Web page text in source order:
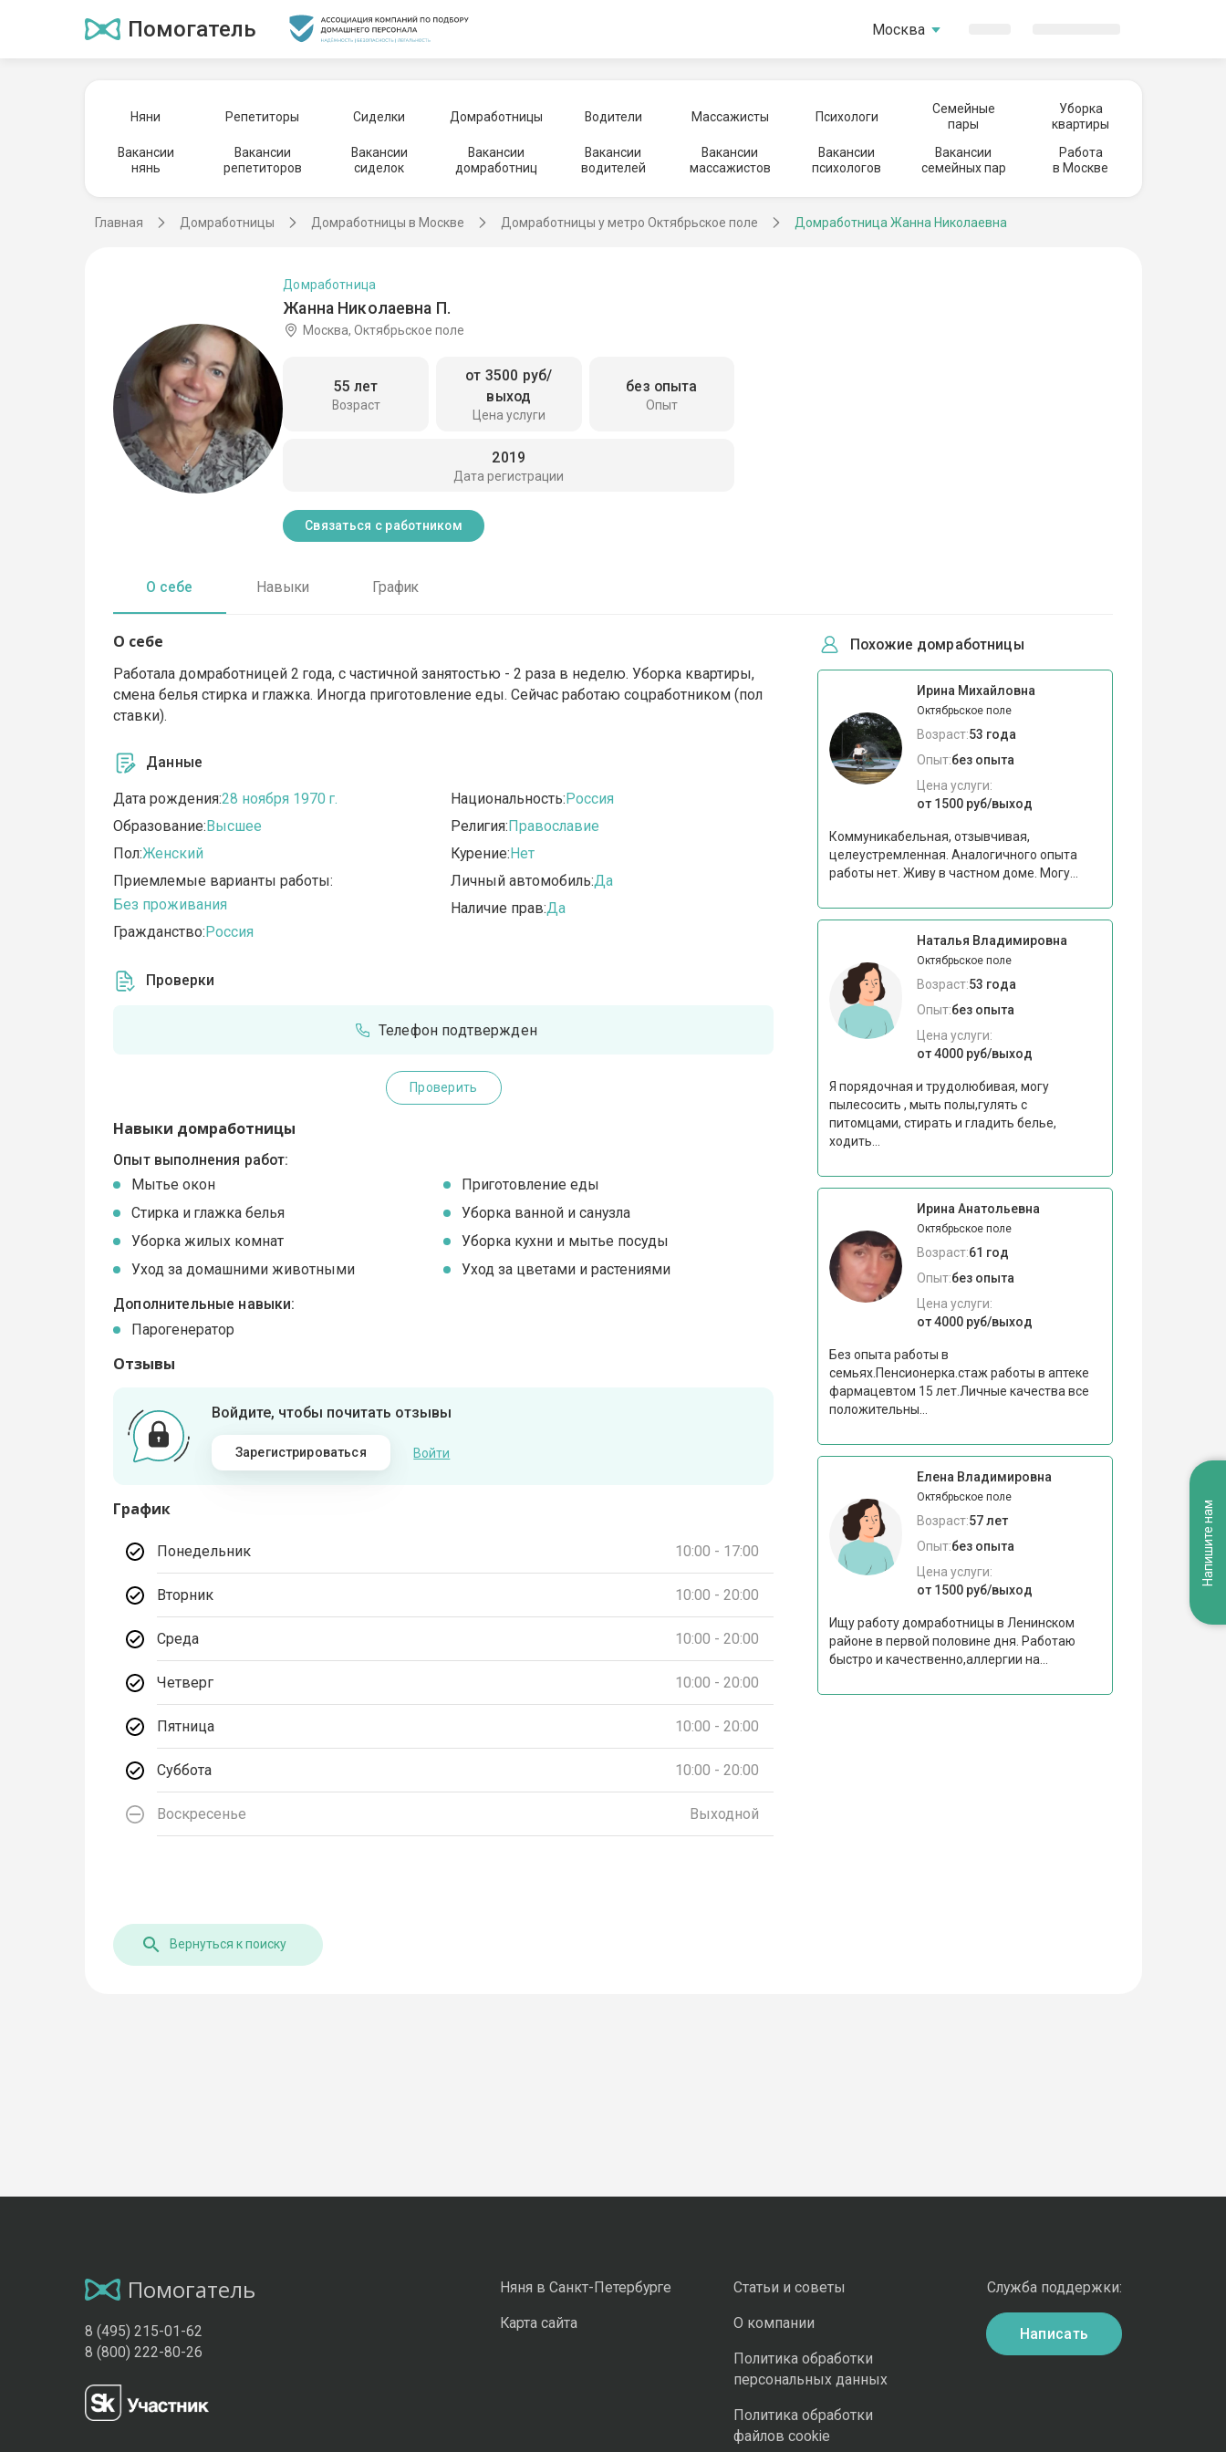
Помогатель Москва
Няни Репетиторы Сиделки Домработницы Водители Массажисты Психологи
Семейные
пары
Уборка
квартиры
Вакансии
нянь
Вакансии
репетиторов
Вакансии
сиделок
Вакансии
домработниц
Вакансии
водителей
Вакансии
массажистов
Вакансии
психологов
Вакансии
семейных пар
Работа
в Москве
Главная Домработницы Домработницы в Москве Домработницы у метро Октябрьское поле Домработница Жанна Николаевна
Жанна Николаевна П.
Домработница
Москва, Октябрьское поле
Возраст
55 лет
Цена услуги
от 3500 руб/
выход
Опыт
без опыта
Дата регистрации
2019
Связаться с работником
О себе Навыки График
О себе
Работала домработницей 2 года, с частичной занятостью - 2 раза в неделю. Уборка квартиры,
смена белья стирка и глажка. Иногда приготовление еды. Сейчас работаю соцработником (пол
ставки).
Данные
Дата рождения:28 ноября 1970 г.
Образование:Высшее
Пол:Женский
Приемлемые варианты работы:
Без проживания
Гражданство:Россия
Национальность:Россия
Религия:Православие
Курение:Нет
Личный автомобиль:Да
Наличие прав:Да
Проверки
Телефон подтвержден
Проверить
Навыки домработницы
Опыт выполнения работ:
Мытье окон
Приготовление еды
Стирка и глажка белья
Уборка ванной и санузла
Уборка жилых комнат
Уборка кухни и мытье посуды
Уход за домашними животными
Уход за цветами и растениями
Дополнительные навыки:
Парогенератор
Отзывы
Войдите, чтобы почитать отзывы
Зарегистрироваться Войти
График
Понедельник 10:00 - 17:00
Вторник 10:00 - 20:00
Среда 10:00 - 20:00
Четверг 10:00 - 20:00
Пятница 10:00 - 20:00
Суббота 10:00 - 20:00
Воскресенье Выходной
Похожие домработницы
Ирина Михайловна
Октябрьское поле
Возраст:53 года
Опыт:без опыта
Цена услуги:
от 1500 руб/выход
Коммуникабельная, отзывчивая,
целеустремленная. Аналогичного опыта
работы нет. Живу в частном доме. Могу...
Наталья Владимировна
Октябрьское поле
Возраст:53 года
Опыт:без опыта
Цена услуги:
от 4000 руб/выход
Я порядочная и трудолюбивая, могу
пылесосить , мыть полы,гулять с
питомцами, стирать и гладить белье,
ходить...
Ирина Анатольевна
Октябрьское поле
Возраст:61 год
Опыт:без опыта
Цена услуги:
от 4000 руб/выход
Без опыта работы в
семьях.Пенсионерка.стаж работы в аптеке
фармацевтом 15 лет.Личные качества все
положительны...
Елена Владимировна
Октябрьское поле
Возраст:57 лет
Опыт:без опыта
Цена услуги:
от 1500 руб/выход
Ищу работу домработницы в Ленинском
районе в первой половине дня. Работаю
быстро и качественно,аллергии на...
Вернуться к поиску
Помогатель
8 (495) 215-01-62
8 (800) 222-80-26
Няня в Санкт-Петербурге
Карта сайта
Статьи и советы
О компании
Политика обработки
персональных данных
Политика обработки
файлов cookie
Служба поддержки:
Написать
Напишите нам